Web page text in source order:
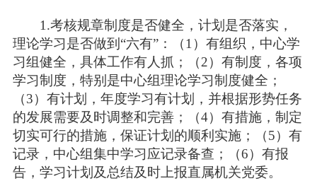
1.考核规章制度是否健全，计划是否落实，
理论学习是否做到“六有”：（1）有组织，中心学
习组健全，具体工作有人抓；（2）有制度，各项
学习制度，特别是中心组理论学习制度健全；
（3）有计划，年度学习有计划，并根据形势任务
的发展需要及时调整和完善；（4）有措施，制定
切实可行的措施，保证计划的顺利实施；（5）有
记录，中心组集中学习应记录备查；（6）有报
告，学习计划及总结及时上报直属机关党委。